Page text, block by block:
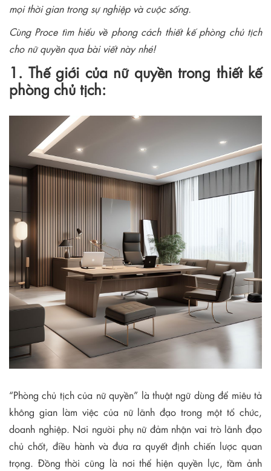
mọi thời gian trong sự nghiệp và cuộc sống.
Cùng Proce tìm hiểu về phong cách thiết kế phòng chủ tịch
cho nữ quyền qua bài viết này nhé!
1. Thế giới của nữ quyền trong thiết kế
phòng chủ tịch:
“Phòng chủ tịch của nữ quyền” là thuật ngữ dùng để miêu tả
không gian làm việc của nữ lãnh đạo trong một tổ chức,
doanh nghiệp. Nơi người phụ nữ đảm nhận vai trò lãnh đạo
chủ chốt, điều hành và đưa ra quyết định chiến lược quan
trọng. Đồng thời cũng là nơi thể hiện quyền lực, tầm ảnh